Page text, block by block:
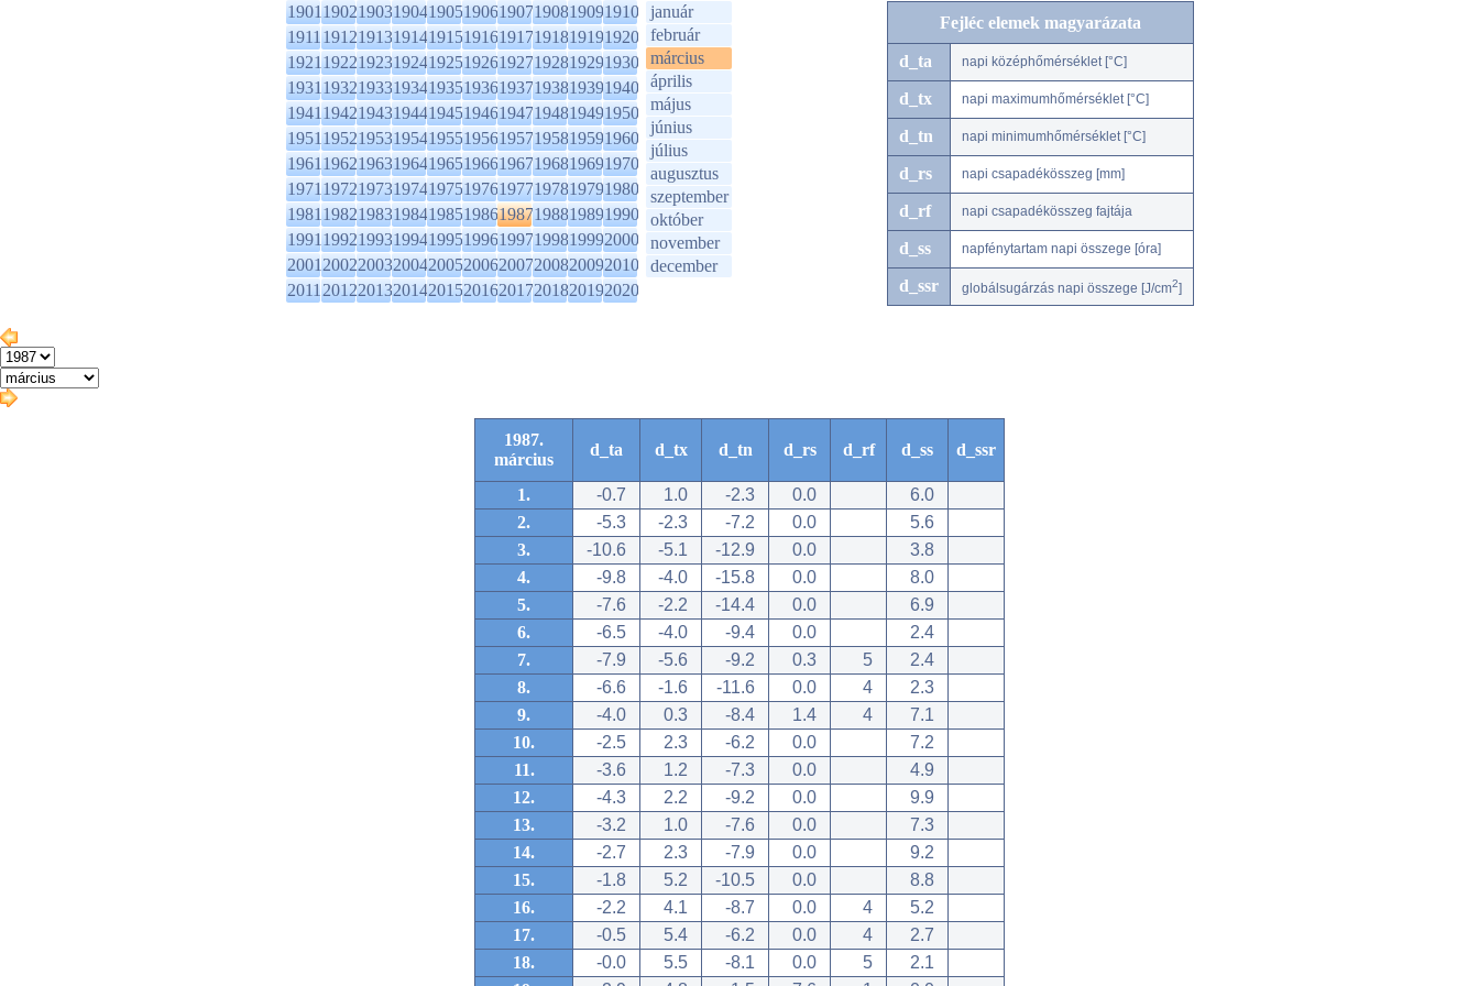
1901190219031904190519061907190819091910
1911191219131914191519161917191819191920
1921192219231924192519261927192819291930
1931193219331934193519361937193819391940
1941194219431944194519461947194819491950
1951195219531954195519561957195819591960
1961196219631964196519661967196819691970
1971197219731974197519761977197819791980
1981198219831984198519861987198819891990
1991199219931994199519961997199819992000
2001200220032004200520062007200820092010
2011201220132014201520162017201820192020
január
február
március
április
május
június
július
augusztus
szeptember
október
november
december
Fejléc elemek magyarázata
d_ta napi középhőmérséklet [°C]
d_tx napi maximumhőmérséklet [°C]
d_tn napi minimumhőmérséklet [°C]
d_rs napi csapadékösszeg [mm]
d_rf napi csapadékösszeg fajtája
d_ss napfénytartam napi összege [óra]
d_ssr globálsugárzás napi összege [J/cm2]
1987.
március
d_ta d_tx d_tn d_rs d_rf d_ss d_ssr
1. -0.7 1.0 -2.3 0.0
6.0
2.
-5.3 -2.3 -7.2 0.0
5.6
3.
-10.6 -5.1 -12.9 0.0
3.8
4.
-9.8 -4.0 -15.8 0.0
8.0
5.
-7.6 -2.2 -14.4 0.0
6.9
6.
-6.5 -4.0 -9.4 0.0
2.4
7.
-7.9 -5.6 -9.2 0.3 5
2.4
8.
-6.6 -1.6 -11.6 0.0 4
2.3
9.
-4.0 0.3 -8.4 1.4 4
7.1
10.
-2.5 2.3 -6.2 0.0
7.2
11.
-3.6 1.2 -7.3 0.0
4.9
12.
-4.3 2.2 -9.2 0.0
9.9
13.
-3.2 1.0 -7.6 0.0
7.3
14.
-2.7 2.3 -7.9 0.0
9.2
15.
-1.8 5.2 -10.5 0.0
8.8
16.
-2.2 4.1 -8.7 0.0 4
5.2
17.
-0.5 5.4 -6.2 0.0 4
2.7
18.
-0.0 5.5 -8.1 0.0 5
2.1